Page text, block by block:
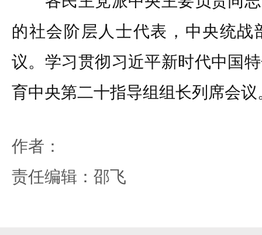
的社会阶层人士代表，中央统战
议。学习贯彻习近平新时代中国
育中央第二十指导组组长列席会议
作者：
责任编辑：邵飞